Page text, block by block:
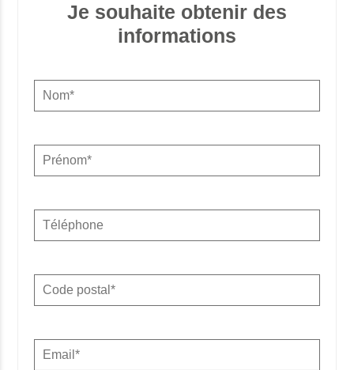
Je souhaite obtenir des
informations